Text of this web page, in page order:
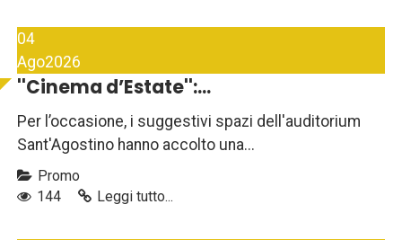
04
Ago2026
''Cinema d’Estate'':...
Per l’occasione, i suggestivi spazi dell'auditorium
Sant'Agostino hanno accolto una...
Promo
144
Leggi tutto...